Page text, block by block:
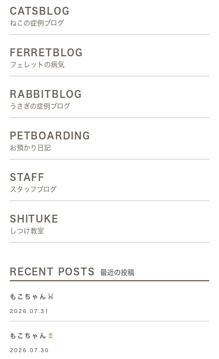
CATSBLOG
ねこの症例ブログ
FERRETBLOG
フェレットの病気
RABBITBLOG
うさぎの症例ブログ
PETBOARDING
お預かり日記
STAFF
スタッフブログ
SHITUKE
しつけ教室
RECENT POSTS 最近の投稿
もこちゃん
2026.07.31
もこちゃん
2026.07.30